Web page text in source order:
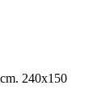
240x150